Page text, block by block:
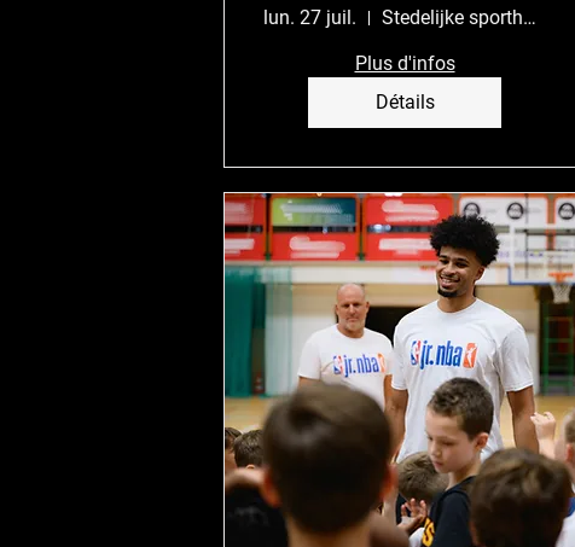
Camp
lun. 27 juil.
Stedelijke sporthal Alverberg
Plus d'infos
Détails